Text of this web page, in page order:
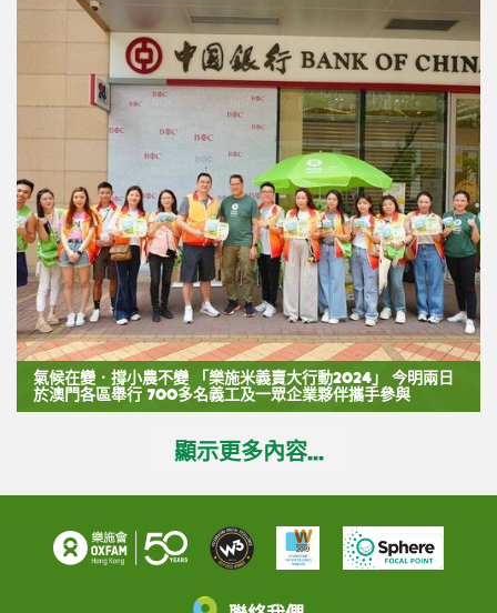
氣候在變．撐小農不變 「樂施米義賣大行動2024」 今明兩日
於澳門各區舉行 700多名義工及一眾企業夥伴攜手參與
顯示更多內容...